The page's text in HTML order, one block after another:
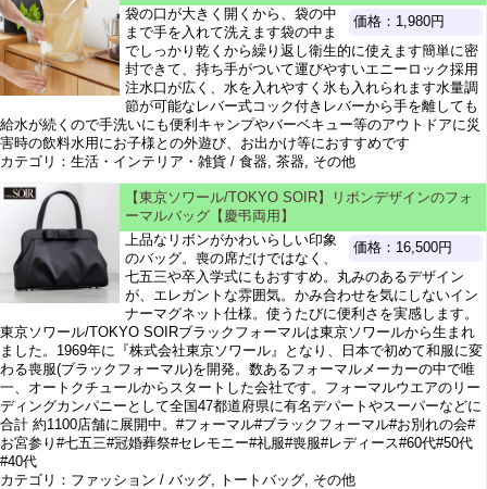
価格：1,980円
袋の口が大きく開くから、袋の中
まで手を入れて洗えます袋の中ま
でしっかり乾くから繰り返し衛生的に使えます簡単に密
封できて、持ち手がついて運びやすいエニーロック採用
注水口が広く、水を入れやすく氷も入れられます水量調
節が可能なレバー式コック付きレバーから手を離しても
給水が続くので手洗いにも便利キャンプやバーベキュー等のアウトドアに災
害時の飲料水用にお子様との外遊び、お出かけ等におすすめです
カテゴリ：生活・インテリア・雑貨 / 食器, 茶器, その他
【東京ソワール/TOKYO SOIR】リボンデザインのフォ
ーマルバッグ【慶弔両用】
価格：16,500円
上品なリボンがかわいらしい印象
のバッグ。喪の席だけではなく、
七五三や卒入学式にもおすすめ。丸みのあるデザイン
が、エレガントな雰囲気。かみ合わせを気にしないイン
ナーマグネット仕様。使うたびに便利さを実感します。
東京ソワール/TOKYO SOIRブラックフォーマルは東京ソワールから生まれ
ました。1969年に『株式会社東京ソワール』となり、日本で初めて和服に変
わる喪服(ブラックフォーマル)を開発。数あるフォーマルメーカーの中で唯
一、オートクチュールからスタートした会社です。フォーマルウエアのリー
ディングカンパニーとして全国47都道府県に有名デパートやスーパーなどに
合計 約1100店舗に展開中。#フォーマル#ブラックフォーマル#お別れの会#
お宮参り#七五三#冠婚葬祭#セレモニー#礼服#喪服#レディース#60代#50代
#40代
カテゴリ：ファッション / バッグ, トートバッグ, その他